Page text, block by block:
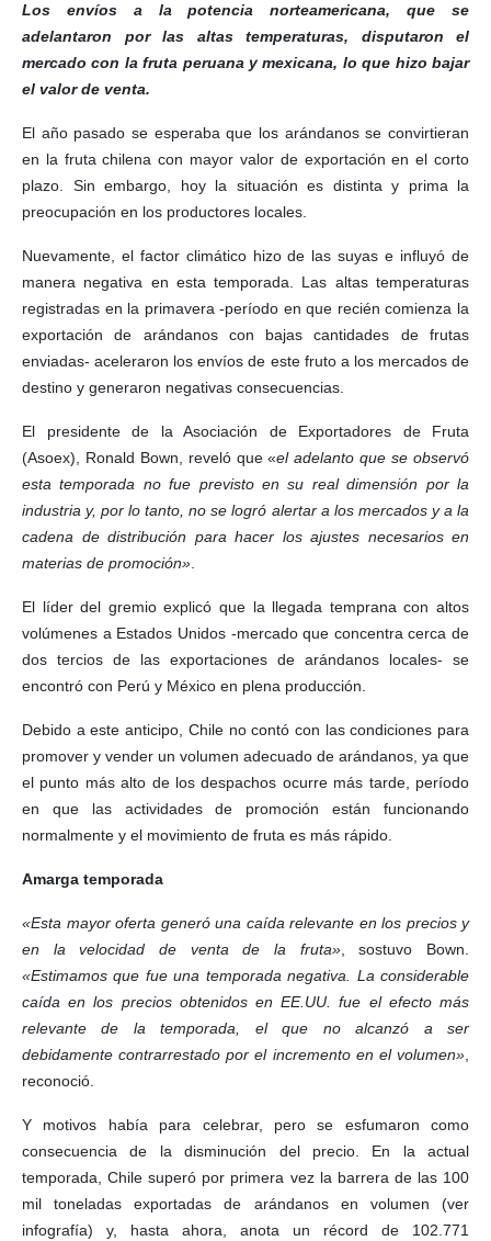
Los envíos a la potencia norteamericana, que se
adelantaron por las altas temperaturas, disputaron el
mercado con la fruta peruana y mexicana, lo que hizo bajar
el valor de venta.
El año pasado se esperaba que los arándanos se convirtieran
en la fruta chilena con mayor valor de exportación en el corto
plazo. Sin embargo, hoy la situación es distinta y prima la
preocupación en los productores locales.
Nuevamente, el factor climático hizo de las suyas e influyó de
manera negativa en esta temporada. Las altas temperaturas
registradas en la primavera -período en que recién comienza la
exportación de arándanos con bajas cantidades de frutas
enviadas- aceleraron los envíos de este fruto a los mercados de
destino y generaron negativas consecuencias.
El presidente de la Asociación de Exportadores de Fruta
(Asoex), Ronald Bown, reveló que «el adelanto que se observó
esta temporada no fue previsto en su real dimensión por la
industria y, por lo tanto, no se logró alertar a los mercados y a la
cadena de distribución para hacer los ajustes necesarios en
materias de promoción»
El líder del gremio explicó que la llegada temprana con altos
volúmenes a Estados Unidos -mercado que concentra cerca de
dos tercios de las exportaciones de arándanos locales- se
encontró con Perú y México en plena producción.
Debido a este anticipo, Chile no contó con las condiciones para
promover y vender un volumen adecuado de arándanos, ya que
el punto más alto de los despachos ocurre más tarde, período
en que las actividades de promoción están funcionando
normalmente y el movimiento de fruta es más rápido.
Amarga temporada
«Esta mayor oferta generó una caída relevante en los precios y
en la velocidad de venta de la fruta», sostuvo Bown.
«Estimamos que fue una temporada negativa. La considerable
caída en los precios obtenidos en EE.UU. fue el efecto más
relevante de la temporada, el que no alcanzó a ser
debidamente contrarrestado por el incremento en el volumen»
reconoció.
Y motivos había para celebrar, pero se esfumaron como
consecuencia de la disminución del precio. En la actual
temporada, Chile superó por primera vez la barrera de las 100
mil toneladas exportadas de arándanos en volumen (ver
infografía) y, hasta ahora, anota un récord de 102.771